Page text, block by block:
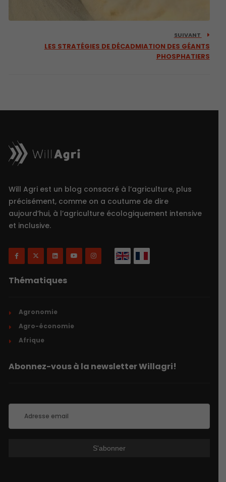
SUIVANT
LES STRATÉGIES DE DÉCADMIATION DES GÉANTS
PHOSPHATIERS
Will Agri est un blog consacré à l’agriculture, plus
précisément, comme on a coutume de dire
aujourd’hui, à l’agriculture écologiquement intensive
et inclusive.
Thématiques
Agronomie
Agro-économie
Afrique
Abonnez-vous à la newsletter Willagri!